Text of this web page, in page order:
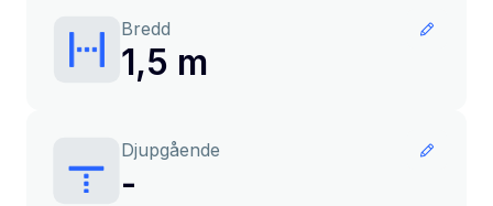
Bredd
1,5 m
Djupgående
-